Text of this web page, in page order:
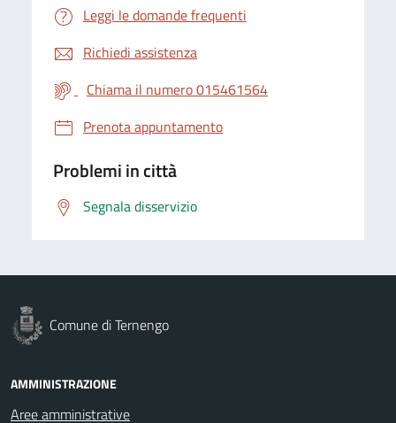
Leggi le domande frequenti
Richiedi assistenza
Chiama il numero 015461564
Prenota appuntamento
Problemi in città
Segnala disservizio
Comune di Ternengo
AMMINISTRAZIONE
Aree amministrative